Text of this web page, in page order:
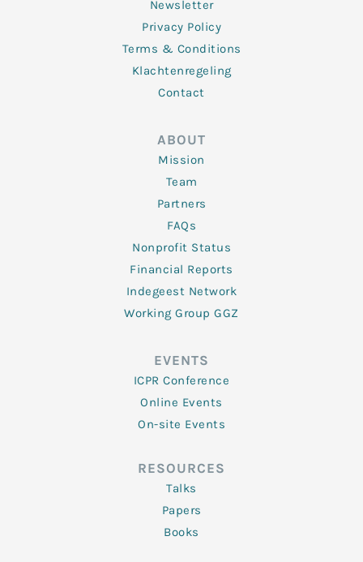
Newsletter
Privacy Policy
Terms & Conditions
Klachtenregeling
Contact
ABOUT
Mission
Team
Partners
FAQs
Nonprofit Status
Financial Reports
Indegeest Network
Working Group GGZ
EVENTS
ICPR Conference
Online Events
On-site Events
RESOURCES
Talks
Papers
Books